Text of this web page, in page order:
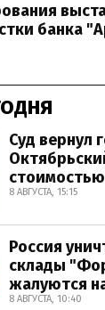
банка
Суд вернул
8 АВГУСТА, 15:15
Россия
склады
жалуются
8 АВГУСТА, 10:40